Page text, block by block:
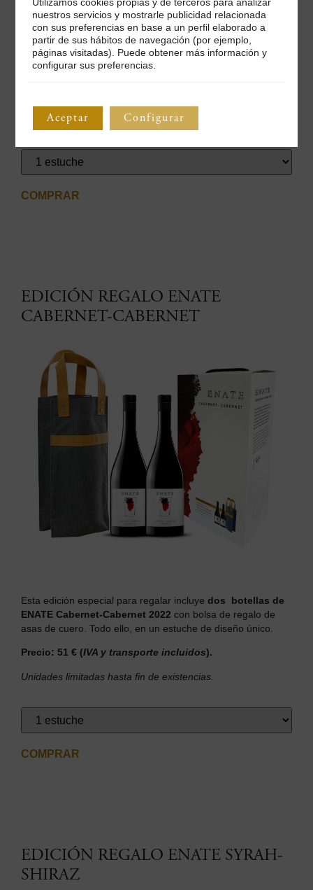
Esta edición especial para regalar incluyedos botellas de
ENATE Merlot-Merlot 2023con bolsa de regalo de asas de
cuero. Todo ello, en un estuche de diseño único.
Unidades limitadas hasta fin de existencias.
COMPRAR
EDICIÓN REGALO ENATE
CABERNET-CABERNET
Esta edición especial para regalar incluye dos botellas de
ENATE Cabernet-Cabernet 2022 con bolsa de regalo de
asas de cuero. Todo ello, en un estuche de diseño único.
Precio: 51 € (IVA y transporte incluidos).
Unidades limitadas hasta fin de existencias.
COMPRAR
EDICIÓN REGALO ENATE SYRAH-
SHIRAZ
nuestros servicios y mostrarle publicidad relacionada
con sus preferencias en base a un perfil elaborado a
partir de sus hábitos de navegación (por ejemplo,
páginas visitadas). Puede obtener más información y
configurar sus preferencias.
Aceptar Configurar